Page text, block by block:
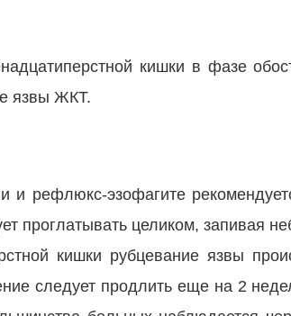
кишки в фазе
язвы ЖКТ.
и рефлюкс-эзофагите
проглатывать целиком, запивая
кишки рубцевание язвы
следует продлить еще на 2